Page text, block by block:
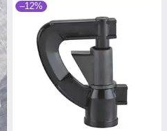
–12%